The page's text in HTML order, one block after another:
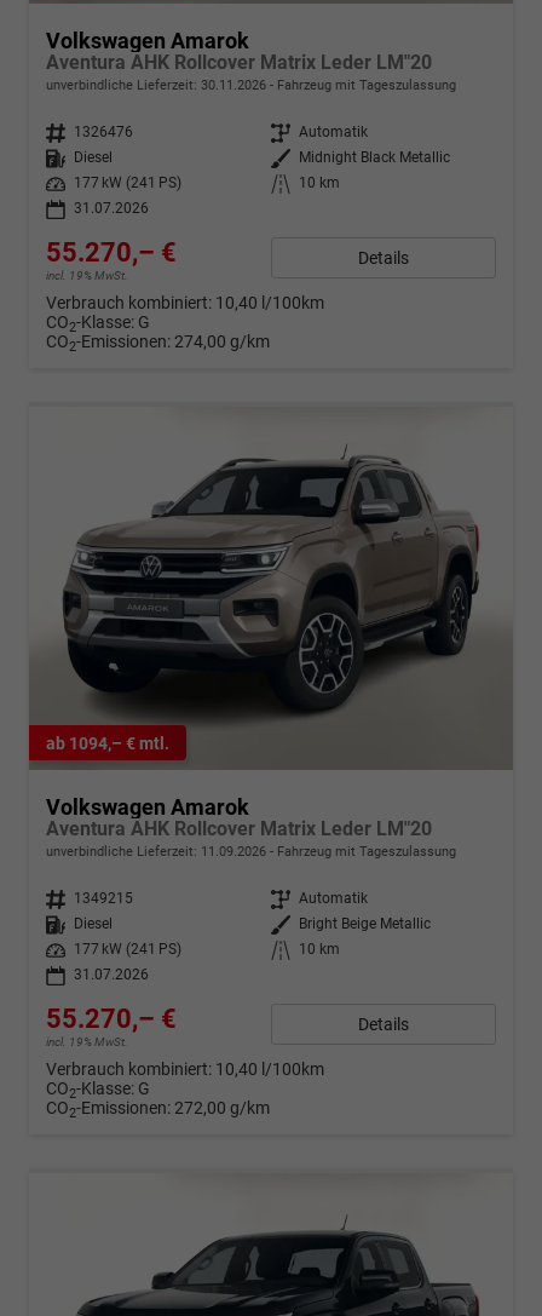
Volkswagen Amarok
Aventura AHK Rollcover Matrix Leder LM"20
unverbindliche Lieferzeit: 30.11.2026 Fahrzeug mit Tageszulassung
Fahrzeugnr. 1326476 Getriebe Automatik
Kraftstoff
Diesel Außenfarbe
Midnight Black Metallic
Leistung
177 kW (241 PS) Kilometerstand
10 km
31.07.2026
55.270,– €
incl. 19% MwSt.
Details
Verbrauch kombiniert: 10,40 l/100km
CO2-Klasse: G
CO2-Emissionen: 274,00 g/km
ab 1094,– € mtl.
Volkswagen Amarok
Aventura AHK Rollcover Matrix Leder LM"20
unverbindliche Lieferzeit: 11.09.2026 Fahrzeug mit Tageszulassung
Fahrzeugnr. 1349215 Getriebe Automatik
Kraftstoff
Diesel Außenfarbe
Bright Beige Metallic
Leistung
177 kW (241 PS) Kilometerstand
10 km
31.07.2026
55.270,– €
incl. 19% MwSt.
Details
Verbrauch kombiniert: 10,40 l/100km
CO2-Klasse: G
CO2-Emissionen: 272,00 g/km